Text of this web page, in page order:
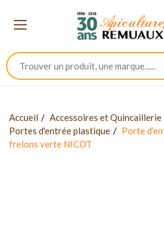
Accueil Accessoires et Quincaillerie
Portes d'entrée plastique
Porte
frelons verte NICOT